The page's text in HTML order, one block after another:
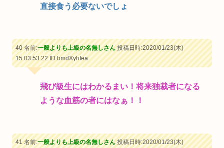
直接食う必要ないでしょ
40 名前:一般よりも上級の名無しさん投稿日時:2020/01/23(木)
15:03:53.22ID:bmdXyhIea
飛び級生にはわかるまい！将来独裁者になる
ような血筋の者にはなぁ！！
41 名前:一般よりも上級の名無しさん投稿日時:2020/01/23(木)